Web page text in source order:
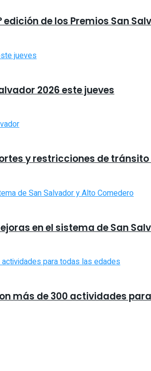
edición de los Premios San
2026 este jueves
y restricciones de tránsito
en el sistema de San
más de 300 actividades